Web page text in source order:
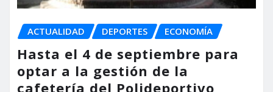
ACTUALIDAD DEPORTES ECONOMÍA
Hasta el 4 de septiembre para
optar a la gestión de la
cafetería del Polideportivo